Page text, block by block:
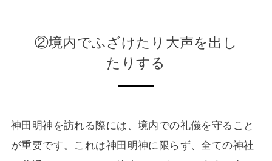
②境内でふざけたり大声を出し
たりする
神田明神を訪れる際には、境内での礼儀を守ること
が重要です。これは神田明神に限らず、全ての神社